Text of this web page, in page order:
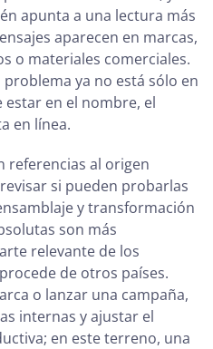
apunta a una lectura más
aparecen en marcas,
o materiales comerciales.
ya no está sólo en
en el nombre, el
en línea.
referencias al origen
si pueden probarlas
y transformación
son más
relevante de los
de otros países.
o lanzar una campaña,
internas y ajustar el
en este terreno, una